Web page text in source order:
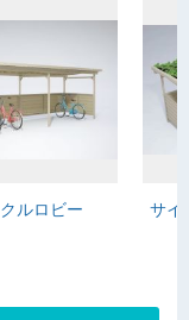
ルロビー サイ